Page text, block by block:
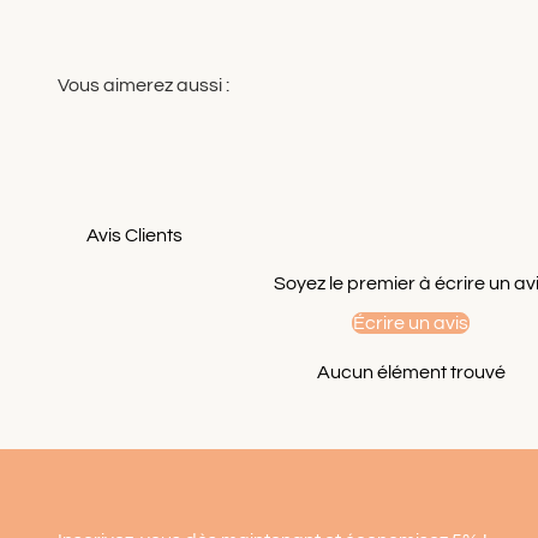
Avis Clients
Soyez le premier à écrire un
Écrire un avis
Aucun élément trouvé